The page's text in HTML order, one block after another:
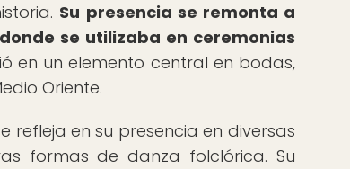
Su presencia se remonta a
se utilizaba en ceremonias
en un elemento central en bodas,
Oriente.
refleja en su presencia en diversas
formas de danza folclórica. Su